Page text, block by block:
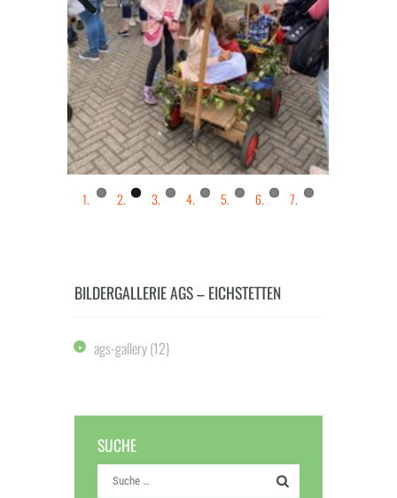
Previo
us
Next
BILDERGALLERIE AGS – EICHSTETTEN
ags-gallery(12)
SUCHE